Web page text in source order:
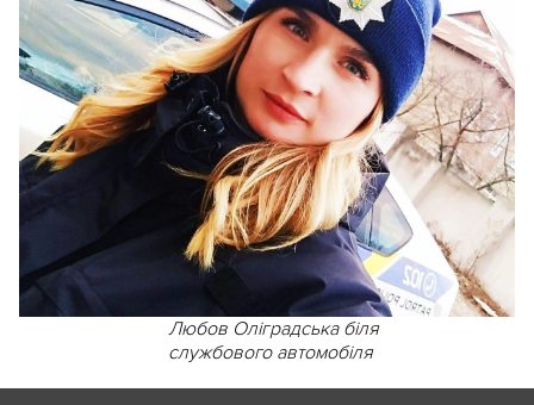
Любов Оліградська біля
службового автомобіля